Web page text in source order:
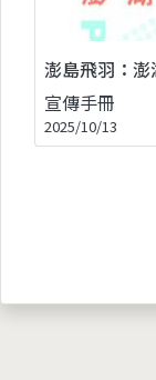
澎島飛羽：
宣傳手冊
2025/10/13